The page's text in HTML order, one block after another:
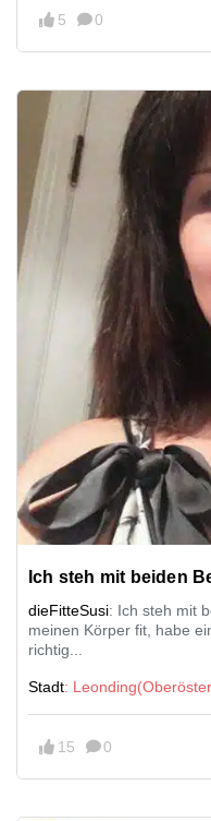
5 0
Ich steh mit beiden
dieFitteSusi: Ich steh mit
meinen Körper fit, habe
richtig...
Stadt:
15 0